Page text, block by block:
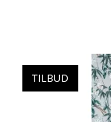
TILBUD